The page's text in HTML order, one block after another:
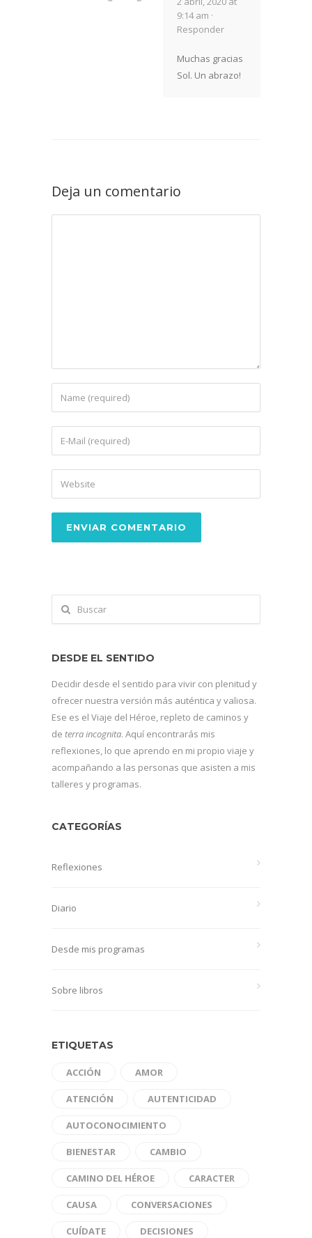
9:14 am ·
Responder
Muchas gracias
Sol. Un abrazo!
Deja un comentario
DESDE EL SENTIDO
Decidir desde el sentido para vivir con plenitud y
ofrecer nuestra versión más auténtica y valiosa.
Ese es el Viaje del Héroe, repleto de caminos y
de terra incognita. Aquí encontrarás mis
reflexiones, lo que aprendo en mi propio viaje y
acompañando a las personas que asisten a mis
talleres y programas.
CATEGORÍAS
Reflexiones
Diario
Desde mis programas
Sobre libros
ETIQUETAS
ACCIÓN AMOR
ATENCIÓN AUTENTICIDAD
AUTOCONOCIMIENTO
BIENESTAR CAMBIO
CAMINO DEL HÉROE CARACTER
CAUSA CONVERSACIONES
CUÍDATE DECISIONES